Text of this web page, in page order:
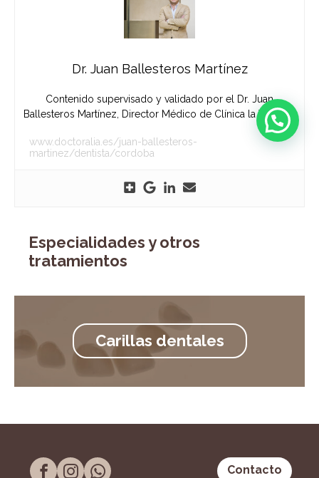
Dr. Juan Ballesteros Martínez
Contenido supervisado y validado por el Dr. Juan
Ballesteros Martínez, Director Médico de Clínica la Victoria.
www.doctoralia.es/juan-ballesteros-
martinez/dentista/cordoba
Especialidades y otros
tratamientos
Carillas dentales
Contacto